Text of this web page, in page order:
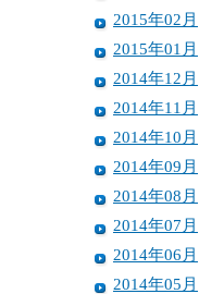
2015年02月
2015年01月
2014年12月
2014年11月
2014年10月
2014年09月
2014年08月
2014年07月
2014年06月
2014年05月